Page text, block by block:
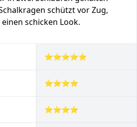
schützt vor Zug,
schicken Look.
⭐⭐⭐⭐⭐
⭐⭐⭐⭐
⭐⭐⭐⭐